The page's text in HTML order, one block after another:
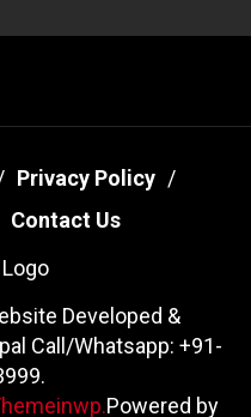
Privacy Policy
Contact Us
Developed &
Call/Whatsapp: +91-
Powered by